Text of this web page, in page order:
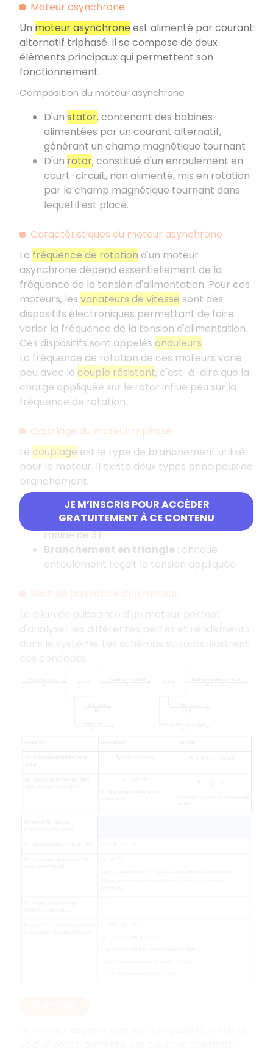
JE M’INSCRIS POUR ACCÉDER
GRATUITEMENT À CE CONTENU
Moteur asynchrone
Un moteur asynchrone est alimenté par courant
alternatif triphasé. Il se compose de deux
éléments principaux qui permettent son
fonctionnement.
Composition du moteur asynchrone
D'un stator, contenant des bobines
alimentées par un courant alternatif,
générant un champ magnétique tournant
D'un rotor, constitué d'un enroulement en
court-circuit, non alimenté, mis en rotation
par le champ magnétique tournant dans
lequel il est placé.
Caractéristiques du moteur asynchrone
La fréquence de rotation d'un moteur
asynchrone dépend essentiellement de la
fréquence de la tension d'alimentation. Pour ces
moteurs, les variateurs de vitesse sont des
dispositifs électroniques permettant de faire
varier la fréquence de la tension d'alimentation.
Ces dispositifs sont appelés onduleurs.
La fréquence de rotation de ces moteurs varie
peu avec le couple résistant, c'est-à-dire que la
charge appliquée sur le rotor influe peu sur la
fréquence de rotation.
Couplage du moteur triphasé
Le couplage est le type de branchement utilisé
pour le moteur. Il existe deux types principaux de
branchement.
Branchement en étoile: chaque
enroulement reçoit une tension réduite (de
racine de 3)
Branchement en triangle : chaque
enroulement reçoit la tension appliquée
Bilan de puissance d'un moteur
Le bilan de puissance d'un moteur permet